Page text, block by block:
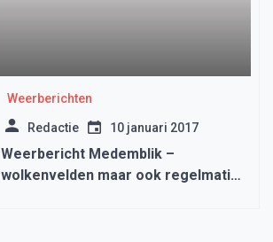
Weerberichten
Redactie 10 januari 2017
Weerbericht Medemblik –
wolkenvelden maar ook regelmatig